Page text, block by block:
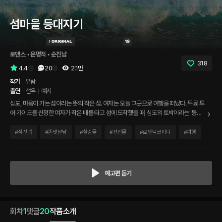
섬마을 등대지기
로맨스 • 운명적 • 순진남
4.4
20 2.1만
318
작가
유람
출연
선우
예지
심도, 마음이 가는 섬이라는 뜻의 작은 섬. 여자는 오늘 그곳으로 여행을 떠났다. 무료 투
어 가이드를 신청한 여자가 작은 배를 타고 섬에 도착했을 때, 심도의 토박이라는 '등대
를 보인 남자는 말했다. "오늘 심도 내 유일한 관광객이십니다" 하고.
#직진녀 #존댓말남 #힐링물 #잔잔물 #로맨틱코미디 #여행
예고편 듣기
회차1댓글20작품소개